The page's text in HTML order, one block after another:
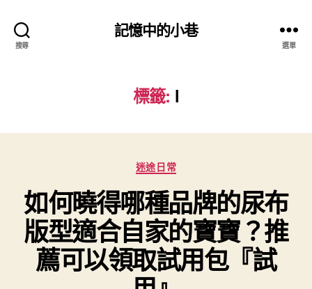
搜尋
記憶中的小巷
選單
標籤: l
分
類
迷途日常
如何曉得哪種品牌的尿布
版型適合自家的寶寶？推
薦可以領取試用包『試